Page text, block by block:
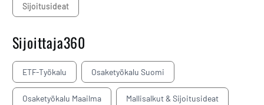
sijoitusideat
Sijoittaja360
ETF-Työkalu Osaketyökalu Suomi
Osaketyökalu Maailma Mallisalkut & Sijoitusideat